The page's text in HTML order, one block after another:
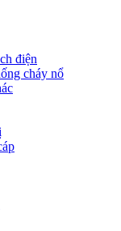
điện
cháy nổ